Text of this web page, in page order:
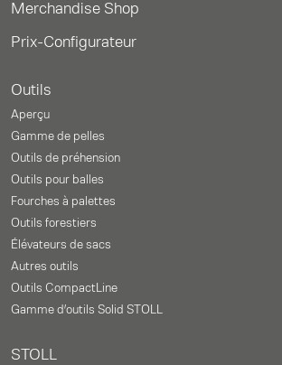
Merchandise Shop
Prix-Configurateur
Outils
Aperçu
Gamme de pelles
Outils de préhension
Outils pour balles
Fourches à palettes
Outils forestiers
Élévateurs de sacs
Autres outils
Outils CompactLine
Gamme d’outils Solid STOLL
STOLL